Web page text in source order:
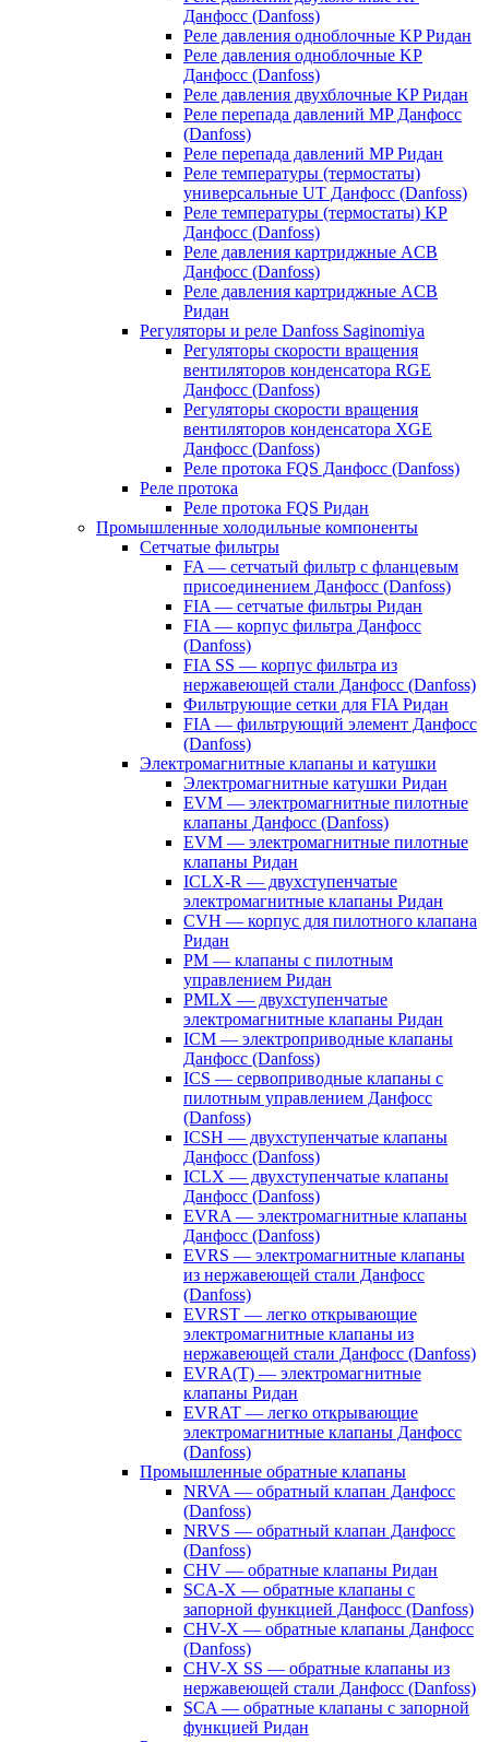
Данфосс (Danfoss)
Реле давления одноблочные KP Ридан
Реле давления одноблочные KP
Данфосс (Danfoss)
Реле давления двухблочные KP Ридан
Реле перепада давлений MP Данфосс
(Danfoss)
Реле перепада давлений MP Ридан
Реле температуры (термостаты)
универсальные UT Данфосс (Danfoss)
Реле температуры (термостаты) KP
Данфосс (Danfoss)
Реле давления картриджные ACB
Данфосс (Danfoss)
Реле давления картриджные ACB
Ридан
Регуляторы и реле Danfoss Saginomiya
Регуляторы скорости вращения
вентиляторов конденсатора RGE
Данфосс (Danfoss)
Регуляторы скорости вращения
вентиляторов конденсатора XGE
Данфосс (Danfoss)
Реле протока FQS Данфосс (Danfoss)
Реле протока
Реле протока FQS Ридан
Промышленные холодильные компоненты
Сетчатые фильтры
FA — сетчатый фильтр с фланцевым
присоединением Данфосс (Danfoss)
FIA — сетчатые фильтры Ридан
FIA — корпус фильтра Данфосс
(Danfoss)
FIA SS — корпус фильтра из
нержавеющей стали Данфосс (Danfoss)
Фильтрующие сетки для FIA Ридан
FIA — фильтрующий элемент Данфосс
(Danfoss)
Электромагнитные клапаны и катушки
Электромагнитные катушки Ридан
EVM — электромагнитные пилотные
клапаны Данфосс (Danfoss)
EVM — электромагнитные пилотные
клапаны Ридан
ICLX-R — двухступенчатые
электромагнитные клапаны Ридан
CVH — корпус для пилотного клапана
Ридан
PM — клапаны с пилотным
управлением Ридан
PMLX — двухступенчатые
электромагнитные клапаны Ридан
ICM — электроприводные клапаны
Данфосс (Danfoss)
ICS — сервоприводные клапаны с
пилотным управлением Данфосс
(Danfoss)
ICSH — двухступенчатые клапаны
Данфосс (Danfoss)
ICLX — двухступенчатые клапаны
Данфосс (Danfoss)
EVRA — электромагнитные клапаны
Данфосс (Danfoss)
EVRS — электромагнитные клапаны
из нержавеющей стали Данфосс
(Danfoss)
EVRST — легко открывающие
электромагнитные клапаны из
нержавеющей стали Данфосс (Danfoss)
EVRA(T) — электромагнитные
клапаны Ридан
EVRAT — легко открывающие
электромагнитные клапаны Данфосс
(Danfoss)
Промышленные обратные клапаны
NRVA — обратный клапан Данфосс
(Danfoss)
NRVS — обратный клапан Данфосс
(Danfoss)
CHV — обратные клапаны Ридан
SCA-X — обратные клапаны с
запорной функцией Данфосс (Danfoss)
CHV-X — обратные клапаны Данфосс
(Danfoss)
CHV-X SS — обратные клапаны из
нержавеющей стали Данфосс (Danfoss)
SCA — обратные клапаны с запорной
функцией Ридан